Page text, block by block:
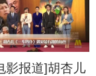
影报道]胡杏儿